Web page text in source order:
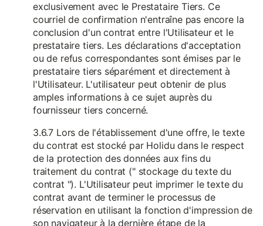
exclusivement avec le Prestataire Tiers. Ce
courriel de confirmation n'entraîne pas encore la
conclusion d'un contrat entre l'Utilisateur et le
prestataire tiers. Les déclarations d'acceptation
ou de refus correspondantes sont émises par le
prestataire tiers séparément et directement à
l'Utilisateur. L'utilisateur peut obtenir de plus
amples informations à ce sujet auprès du
fournisseur tiers concerné.
3.6.7 Lors de l'établissement d'une offre, le texte
du contrat est stocké par Holidu dans le respect
de la protection des données aux fins du
traitement du contrat (" stockage du texte du
contrat "). L'Utilisateur peut imprimer le texte du
contrat avant de terminer le processus de
réservation en utilisant la fonction d'impression de
son navigateur à la dernière étape de la